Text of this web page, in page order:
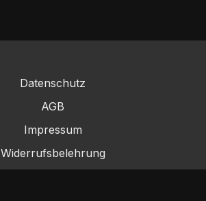
Datenschutz
AGB
Impressum
Widerrufsbelehrung